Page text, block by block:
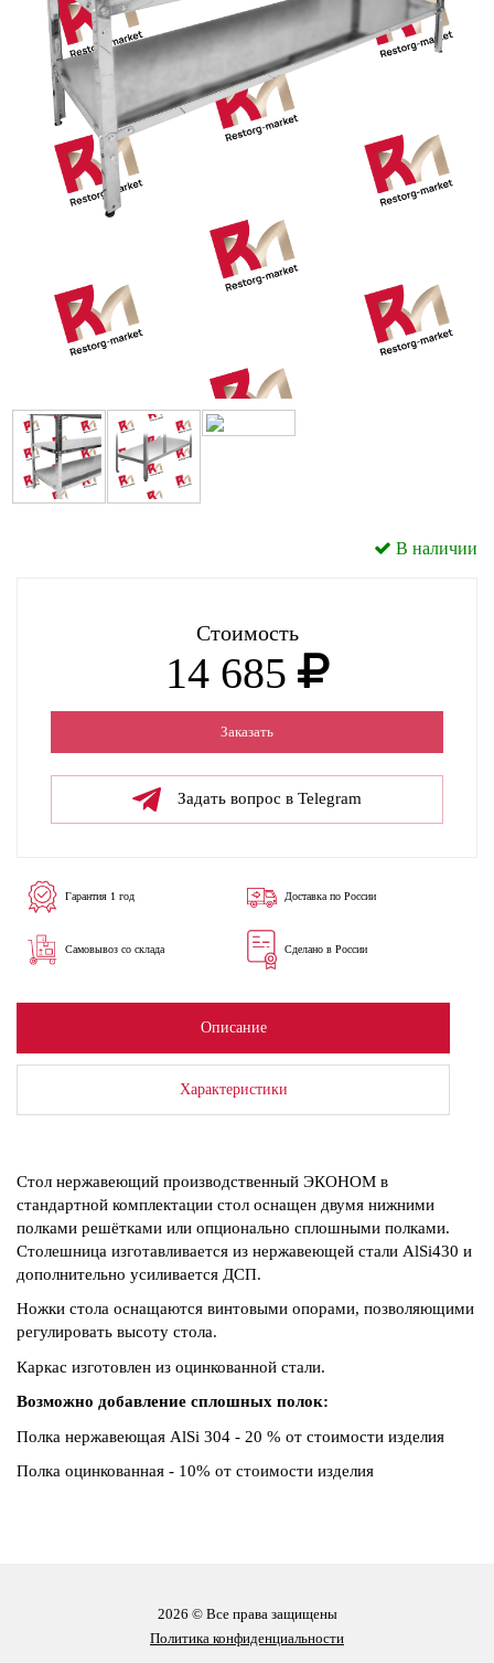
В наличии
Стоимость
14 685
Заказать
Задать вопрос в Telegram
Гарантия 1 год Доставка по России
Самовывоз со склада Сделано в России
Описание
Характеристики
Стол нержавеющий производственный ЭКОНОМ в
стандартной комплектации стол оснащен двумя нижними
полками решётками или опционально сплошными полками.
Столешница изготавливается из нержавеющей стали AlSi430 и
дополнительно усиливается ДСП.
Ножки стола оснащаются винтовыми опорами, позволяющими
регулировать высоту стола.
Каркас изготовлен из оцинкованной стали.
Возможно добавление сплошных полок:
Полка нержавеющая AlSi 304 - 20 % от стоимости изделия
Полка оцинкованная - 10% от стоимости изделия
2026 © Все права защищены
Политика конфиденциальности